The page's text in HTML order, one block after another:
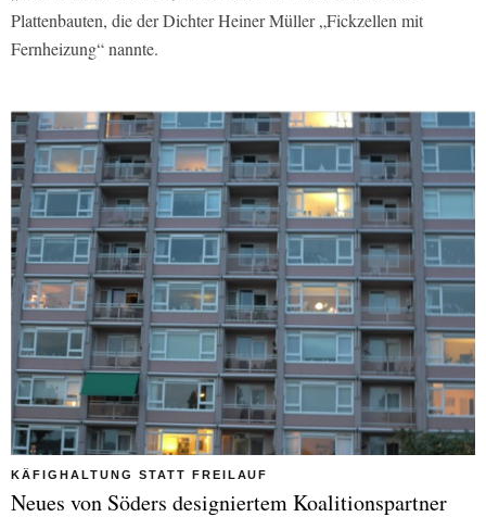
Plattenbauten, die der Dichter Heiner Müller „Fickzellen mit
Fernheizung“ nannte.
KÄFIGHALTUNG STATT FREILAUF
Neues von Söders designiertem Koalitionspartner